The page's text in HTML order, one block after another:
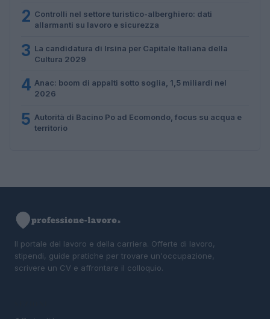
2 Controlli nel settore turistico-alberghiero: dati
allarmanti su lavoro e sicurezza
3 La candidatura di Irsina per Capitale Italiana della
Cultura 2029
4 Anac: boom di appalti sotto soglia, 1,5 miliardi nel
2026
5 Autorità di Bacino Po ad Ecomondo, focus su acqua e
territorio
Il portale del lavoro e della carriera. Offerte di lavoro,
stipendi, guide pratiche per trovare un'occupazione,
scrivere un CV e affrontare il colloquio.